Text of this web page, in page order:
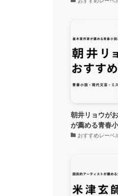
朝井リョウが
が薦める青春
おすすめレーベ